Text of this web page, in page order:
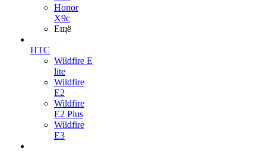
Honor
X9c
Ещё
HTC
Wildfire E
lite
Wildfire
E2
Wildfire
E2 Plus
Wildfire
E3